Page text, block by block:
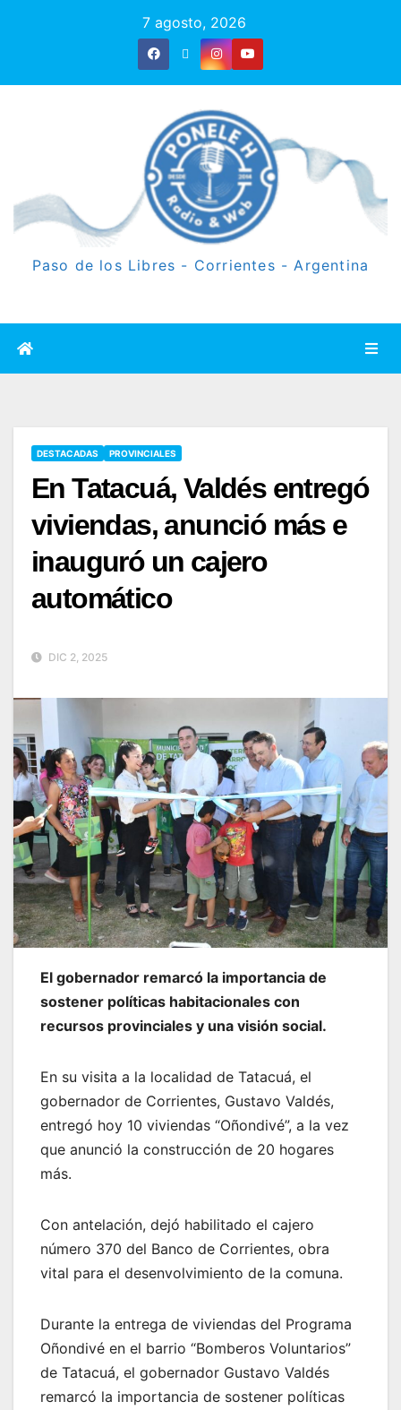
7 agosto, 2026
Paso de los Libres - Corrientes - Argentina
DESTACADAS PROVINCIALES
En Tatacuá, Valdés entregó
viviendas, anunció más e
inauguró un cajero
automático
DIC 2, 2025
El gobernador remarcó la importancia de
sostener políticas habitacionales con
recursos provinciales y una visión social.
En su visita a la localidad de Tatacuá, el
gobernador de Corrientes, Gustavo Valdés,
entregó hoy 10 viviendas “Oñondivé”, a la vez
que anunció la construcción de 20 hogares
más.
Con antelación, dejó habilitado el cajero
número 370 del Banco de Corrientes, obra
vital para el desenvolvimiento de la comuna.
Durante la entrega de viviendas del Programa
Oñondivé en el barrio “Bomberos Voluntarios”
de Tatacuá, el gobernador Gustavo Valdés
remarcó la importancia de sostener políticas